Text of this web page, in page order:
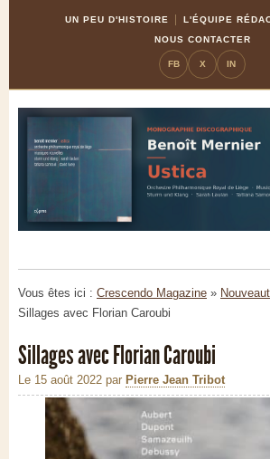
UN PEU D'HISTOIRE
L'ÉQUIPE
NOUS CONTACTER
FB X IN
Vous êtes ici : Crescendo Magazine »
Sillages avec Florian Caroubi
Sillages avec Florian Caroubi
Le 15 août 2022 par Pierre Jean Tribot